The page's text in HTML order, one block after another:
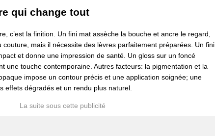
qui change tout
c’est la finition. Un fini mat assèche la bouche et ancre le regard,
couture, mais il nécessite des lèvres parfaitement préparées. Un fini
et donne une impression de santé. Un gloss sur un foncé
une touche contemporaine. Autres facteurs: la pigmentation et la
impose un contour précis et une application soignée; une
effets dégradés et un rendu plus naturel.